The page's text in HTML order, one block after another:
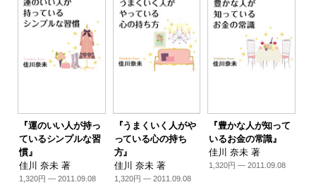
『運のいい人が持っ
ているシンプルな習
慣』
佳川 奈未 著
1,320円 — 2011.09.08
『うまくいく人がや
っている心の持ち
方』
佳川 奈未 著
1,320円 — 2011.09.08
『豊かな人が知って
いるお金の常識』
佳川 奈未 著
1,320円 — 2011.09.08